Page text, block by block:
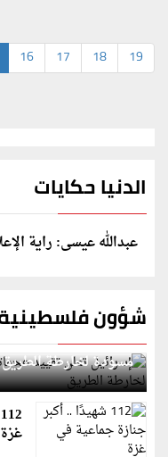
16 17 18 19
الدنيا حكايات
عبدالله عيسى: راية
شؤون
إسرائيل تعلن تقييد
مسودة لخارطة الطريق
غزة